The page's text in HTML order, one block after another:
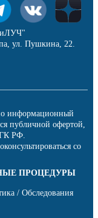
ул. Пушкина, 22.
информационный
публичной офертой,
РФ.
со
ПРОЦЕДУРЫ
/ Обследования